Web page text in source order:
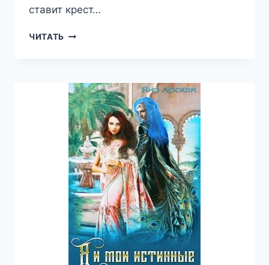
ставит крест…
ЧИТАТЬ Я
—
ЯНА
АРСКАЯ